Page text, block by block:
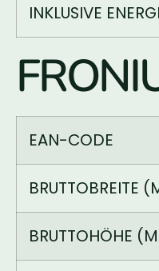
INKLUSIVE
EAN-CODE
BRUTTOBREITE
BRUTTOHÖHE